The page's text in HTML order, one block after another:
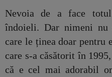
Nevoia de a face
îndoieli. Dar nimeni nu
care le ținea doar pentru
care s-a căsătorit în
că e cel mai adorabil